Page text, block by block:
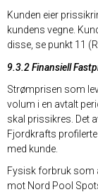
Kunden eier
kundens vegne.
disse, se punkt 11
9.3.2 Finansiell
Strømprisen som
volum i en avtalt
skal prissikres. Det
Fjordkrafts
med kunde.
Fysisk forbruk som
mot Nord Pool